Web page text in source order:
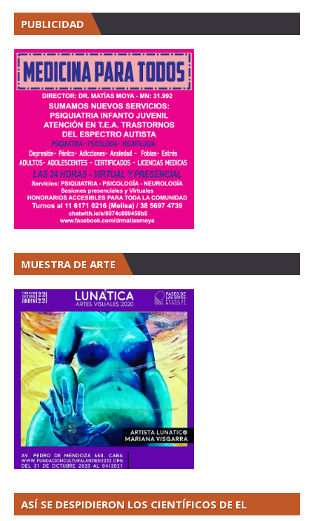
PUBLICIDAD
MUESTRA DE ARTE
ASÍ SE DESPIDIERON LOS CIENTÍFICOS DE EL